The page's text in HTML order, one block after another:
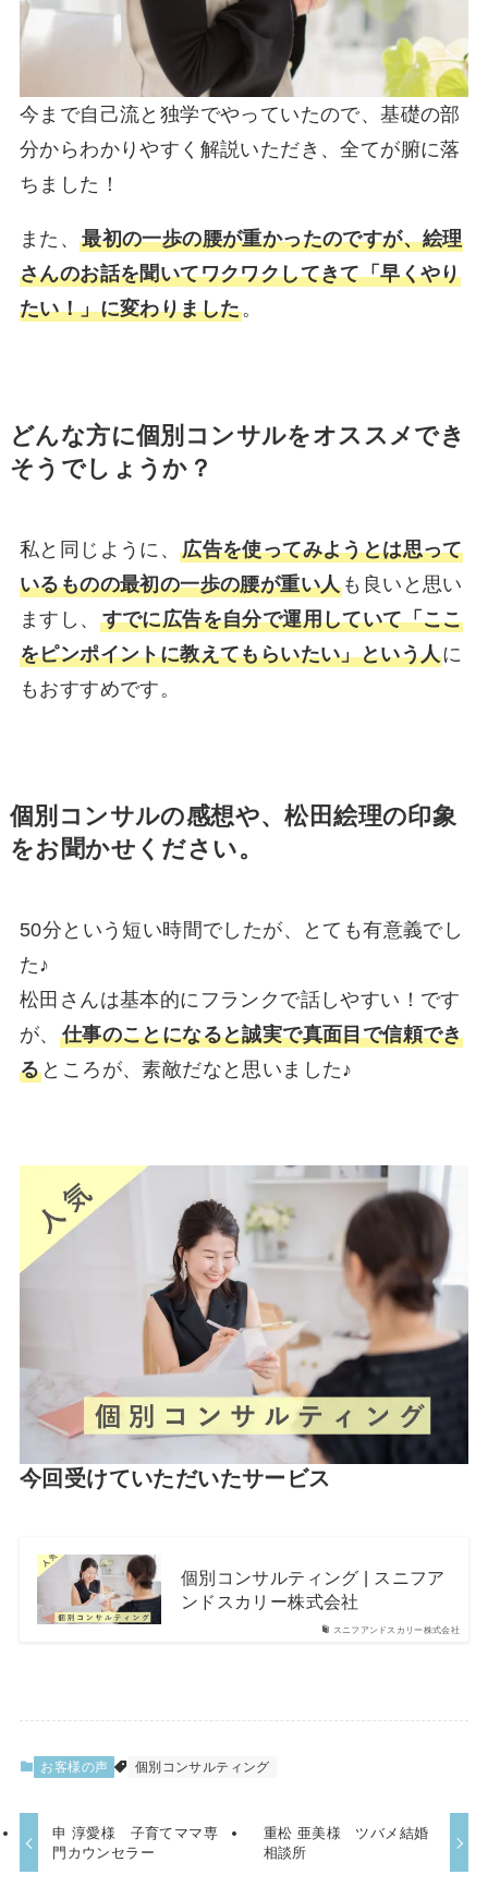
今まで自己流と独学でやっていたので、基礎の部
分からわかりやすく解説いただき、全てが腑に落
ちました！
また、最初の一歩の腰が重かったのですが、絵理
さんのお話を聞いてワクワクしてきて「早くやり
たい！」に変わりました。
どんな方に個別コンサルをオススメでき
そうでしょうか？
私と同じように、広告を使ってみようとは思って
いるものの最初の一歩の腰が重い人 も良いと思い
ますし、 すでに広告を自分で運用していて「ここ
をピンポイントに教えてもらいたい」という人に
もおすすめです。
個別コンサルの感想や、松田絵理の印象
をお聞かせください。
50分という短い時間でしたが、とても有意義でし
た♪
松田さんは基本的にフランクで話しやすい！です
が、 仕事のことになると誠実で真面目で信頼でき
る ところが、素敵だなと思いました♪
今回受けていただいたサービス
スニフアンドスカリー株式会社
個別コンサルティング | スニフア
ンドスカリー株式会社
お客様の声 個別コンサルティング
申 淳愛様 子育てママ専
門カウンセラー
重松 亜美様 ツバメ結婚
相談所